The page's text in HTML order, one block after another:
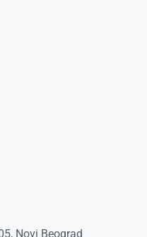
Novi Beograd